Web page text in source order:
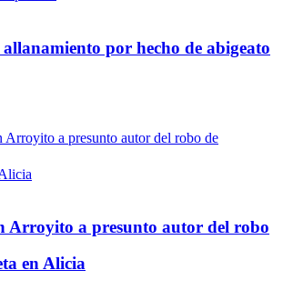
por hecho de abigeato
Arroyito a presunto autor del robo
en Alicia